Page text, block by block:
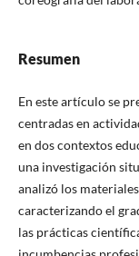
Resumen
En este artículo se
centradas en
en dos contextos
una investigación
analizó los
caracterizando el
las prácticas